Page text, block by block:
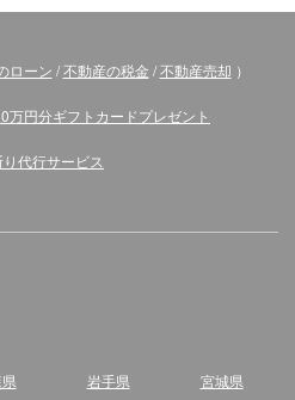
ローン /不動産の税金 /不動産売却 ）
万円分ギフトカードプレゼント
り代行サービス
岩手県 宮城県